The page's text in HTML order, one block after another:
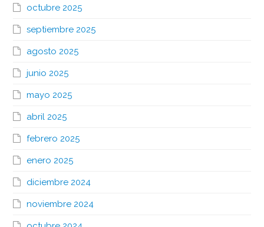
octubre 2025
septiembre 2025
agosto 2025
junio 2025
mayo 2025
abril 2025
febrero 2025
enero 2025
diciembre 2024
noviembre 2024